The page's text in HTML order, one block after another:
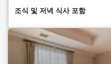
【라그나満喫！（
可）】（朝食付）
총액
(세금 포함)
조식 및 저녁 식사 포함
저녁 식사는 저희
끼 식사 포함)입니
춤입니다! 무료 주